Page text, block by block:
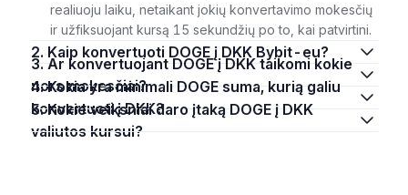
realiuoju laiku, netaikant jokių konvertavimo mokesčių
ir užfiksuojant kursą 15 sekundžių po to, kai patvirtini.
2. Kaip konvertuoti DOGE į DKK Bybit-eu?
3. Ar konvertuojant DOGE į DKK taikomi kokie
nors mokesčiai?
4. Kokia yra minimali DOGE suma, kurią galiu
konvertuoti į DKK?
5. Kokie veiksniai daro įtaką DOGE į DKK
valiutos kursui?